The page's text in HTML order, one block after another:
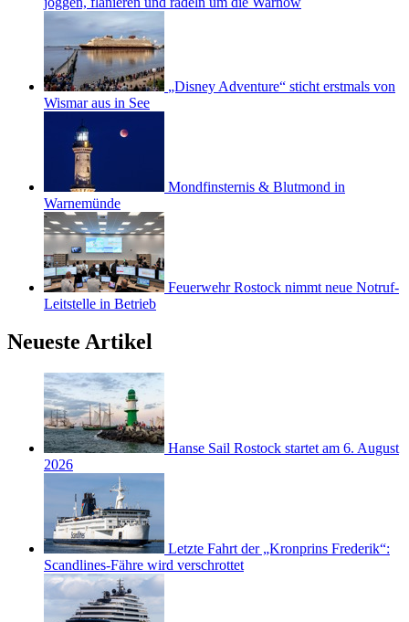
„Disney Adventure“ sticht erstmals von
Wismar aus in See
Mondfinsternis & Blutmond in
Warnemünde
Feuerwehr Rostock nimmt neue Notruf-
Leitstelle in Betrieb
Neueste Artikel
Hanse Sail Rostock startet am 6. August
2026
Letzte Fahrt der „Kronprins Frederik“:
Scandlines-Fähre wird verschrottet